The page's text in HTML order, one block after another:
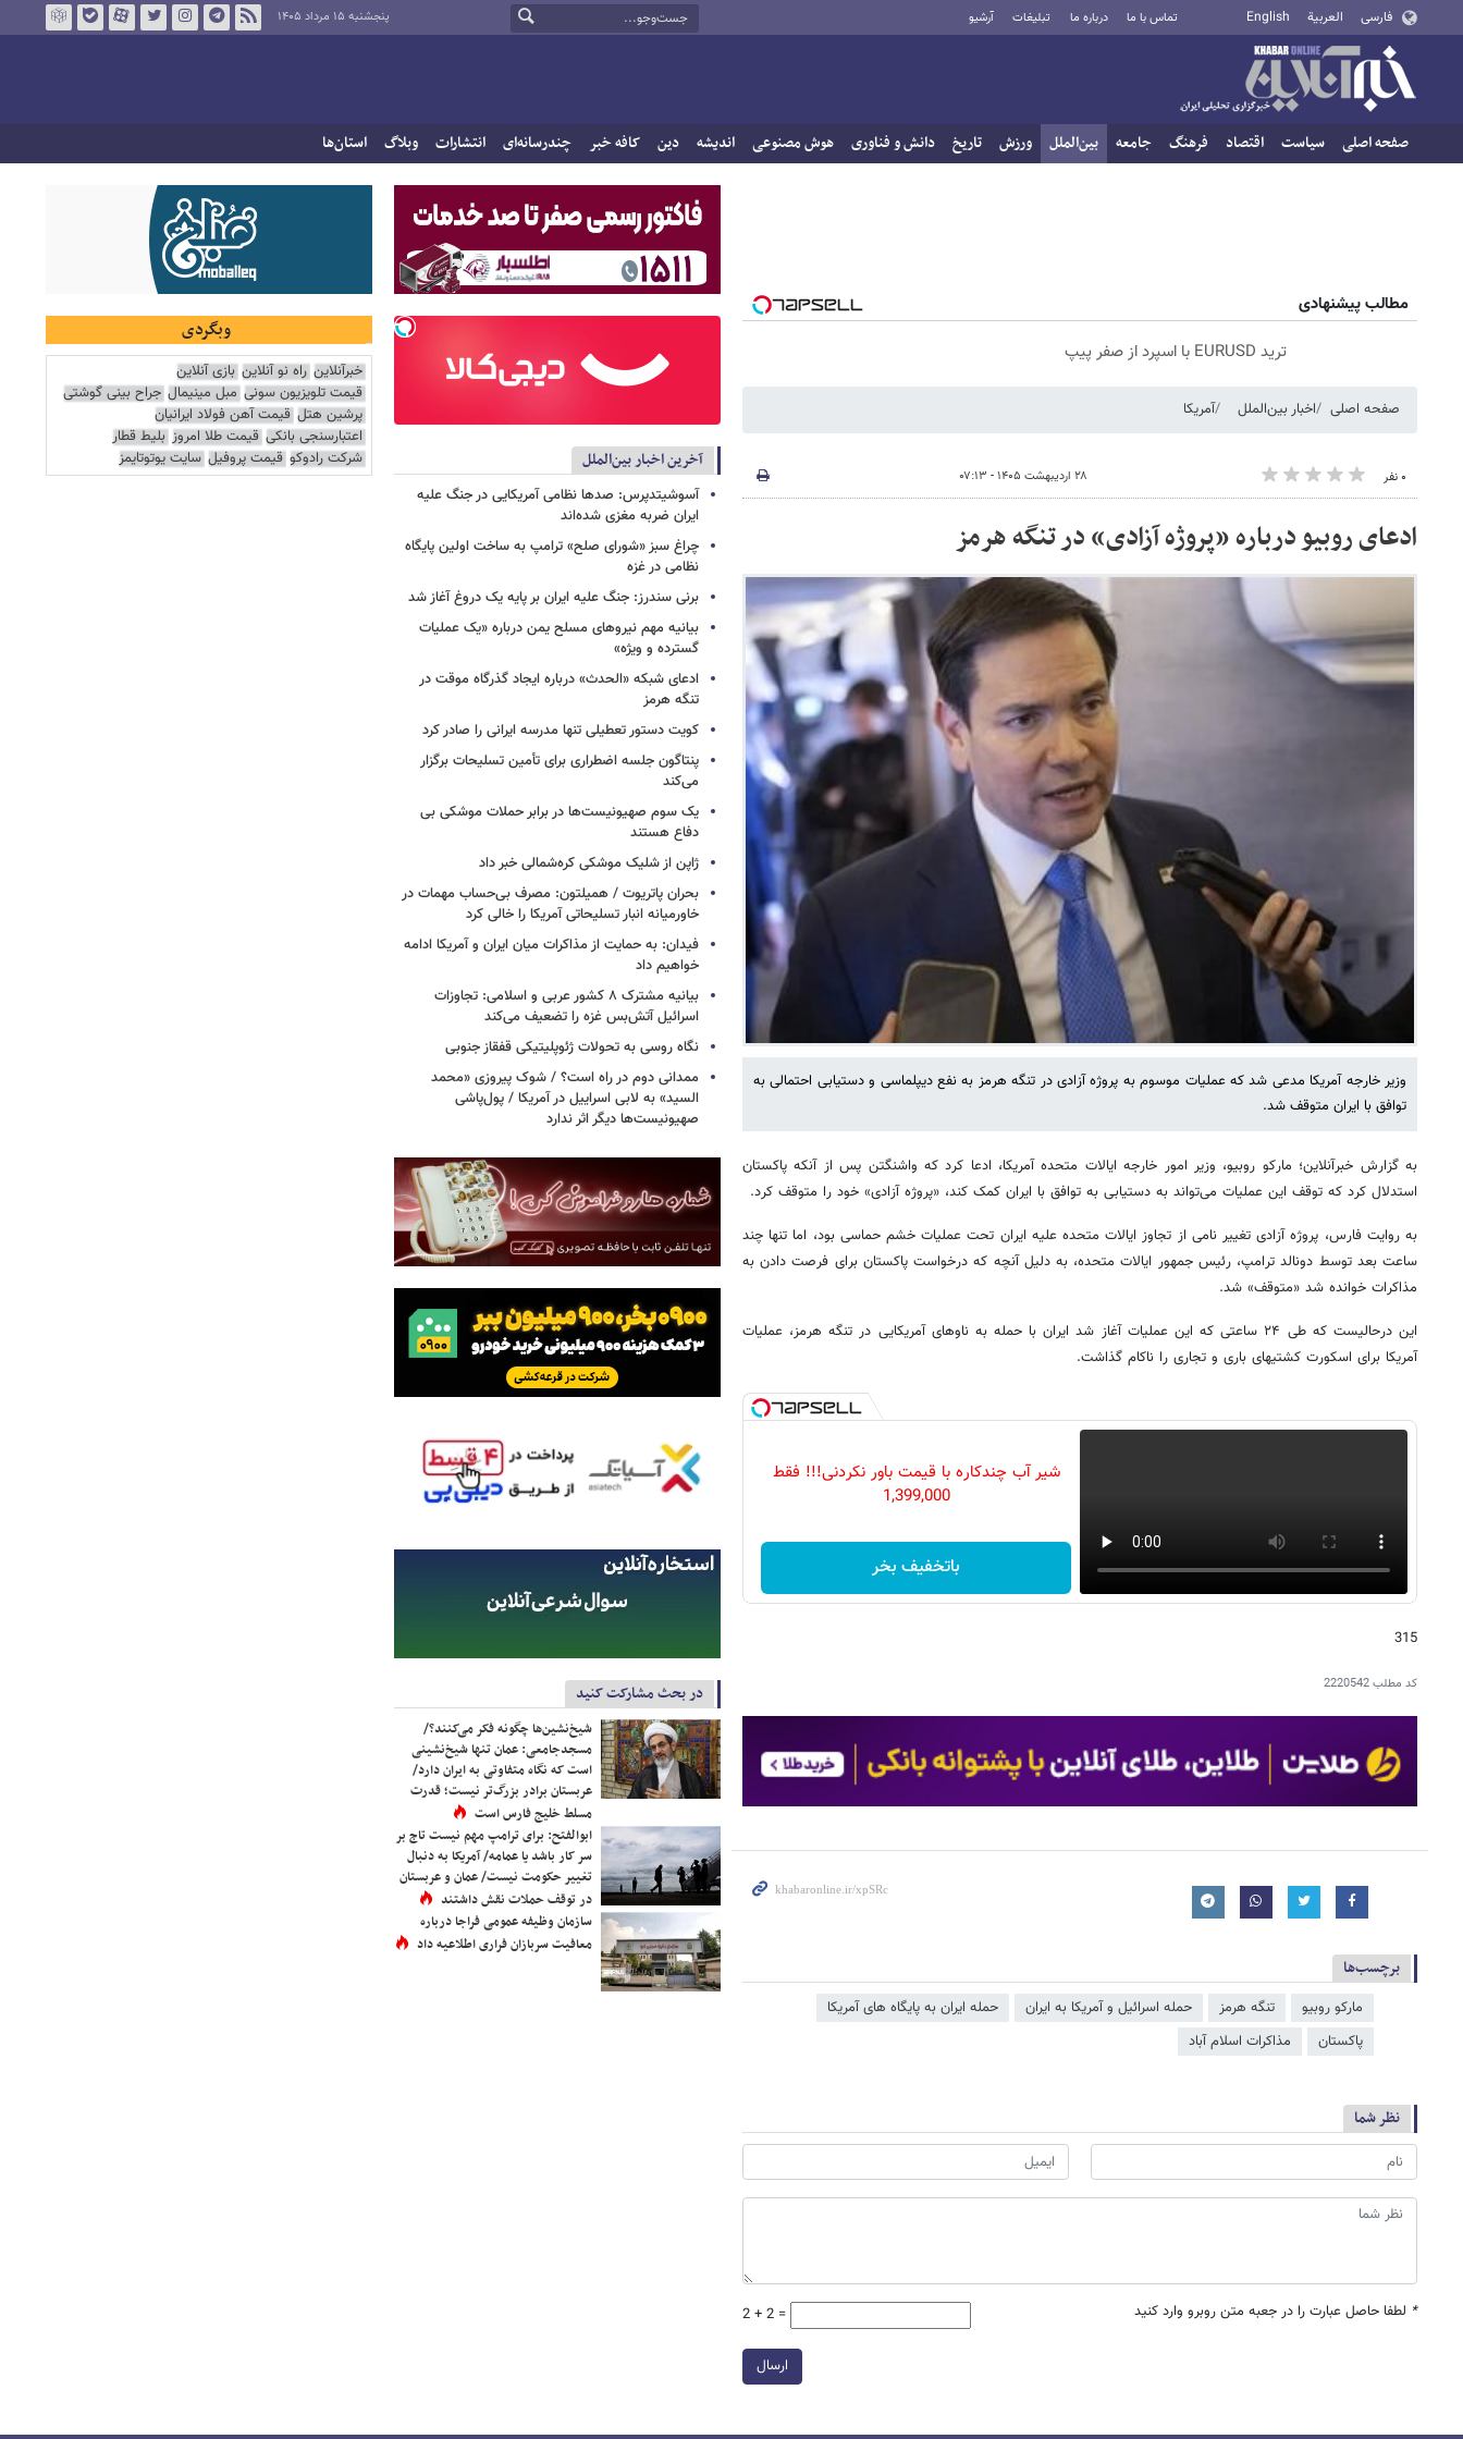
فارسی العربية English تماس با ما درباره ما تبلیغات آرشیو پنجشنبه ۱۵ مرداد ۱۴۰۵
صفحه اصلی سیاست اقتصاد فرهنگ جامعه بین‌الملل ورزش تاریخ دانش و فناوری هوش مصنوعی اندیشه دین کافه خبر چندرسانه‌ای انتشارات وبلاگ استان‌ها
مطالب پیشنهادی
ترید EURUSD با اسپرد از صفر پیپ
صفحه اصلی اخبار بین‌الملل آمریکا
۰ نفر ۲۸ اردیبهشت ۱۴۰۵ - ۰۷:۱۳
ادعای روبیو درباره «پروژه آزادی» در تنگه هرمز
وزیر خارجه آمریکا مدعی شد که عملیات موسوم به پروژه آزادی در تنگه هرمز به نفع دیپلماسی و دستیابی احتمالی به
توافق با ایران متوقف شد.
به گزارش خبرآنلاین؛ مارکو روبیو، وزیر امور خارجه ایالات متحده آمریکا، ادعا کرد که واشنگتن پس از آنکه پاکستان
استدلال کرد که توقف این عملیات می‌تواند به دستیابی به توافق با ایران کمک کند، «پروژه آزادی» خود را متوقف کرد.
به روایت فارس، پروژه آزادی تغییر نامی از تجاوز ایالات متحده علیه ایران تحت عملیات خشم حماسی بود، اما تنها چند
ساعت بعد توسط دونالد ترامپ، رئیس جمهور ایالات متحده، به دلیل آنچه که درخواست پاکستان برای فرصت دادن به
مذاکرات خوانده شد «متوقف» شد.
این درحالیست که طی ۲۴ ساعتی که این عملیات آغاز شد ایران با حمله به ناوهای آمریکایی در تنگه هرمز، عملیات
آمریکا برای اسکورت کشتیهای باری و تجاری را ناکام گذاشت.
شیر آب چندکاره با قیمت باور نکردنی!!! فقط
1,399,000
باتخفیف بخر
315
کد مطلب2220542
برچسب‌ها
مارکو روبیو تنگه هرمز حمله اسرائیل و آمریکا به ایران
حمله ایران به پایگاه های آمریکا
پاکستان
مذاکرات اسلام آباد
نظر شما
* لطفا حاصل عبارت را در جعبه متن روبرو وارد کنید 2 + 2 =
ارسال
آخرین اخبار بین‌الملل
آسوشیتدپرس: صدها نظامی آمریکایی در جنگ علیه
ایران ضربه مغزی شده‌اند
چراغ سبز «شورای صلح» ترامپ به ساخت اولین پایگاه
نظامی در غزه
برنی سندرز: جنگ علیه ایران بر پایه یک دروغ آغاز شد
بیانیه مهم نیروهای مسلح یمن درباره «یک عملیات
گسترده و ویژه»
ادعای شبکه «الحدث» درباره ایجاد گذرگاه موقت در
تنگه هرمز
کویت دستور تعطیلی تنها مدرسه ایرانی را صادر کرد
پنتاگون جلسه اضطراری برای تأمین تسلیحات برگزار
می‌کند
یک‌ سوم صهیونیست‌ها در برابر حملات موشکی بی
دفاع هستند
ژاپن از شلیک موشکی کره‌شمالی خبر داد
بحران پاتریوت / همیلتون: مصرف بی‌حساب مهمات در
خاورمیانه انبار تسلیحاتی آمریکا را خالی کرد
فیدان: به حمایت از مذاکرات میان ایران و آمریکا ادامه
خواهیم داد
بیانیه مشترک ۸ کشور عربی و اسلامی: تجاوزات
اسرائیل آتش‌بس غزه را تضعیف می‌کند
نگاه روسی به تحولات ژئوپلیتیکی قفقاز جنوبی
ممدانی دوم در راه است؟ / شوک پیروزی «محمد
السید» به لابی اسراییل در آمریکا / پول‌پاشی
صهیونیست‌ها دیگر اثر ندارد
در بحث مشارکت کنید
شیخ‌نشین‌ها چگونه فکر می‌کنند؟/
مسجدجامعی: عمان تنها شیخ‌نشینی
است که نگاه متفاوتی به ایران دارد/
عربستان برادر بزرگ‌تر نیست؛ قدرت
مسلط خلیج فارس است
ابوالفتح: برای ترامپ مهم نیست تاج بر
سر کار باشد یا عمامه/ آمریکا به دنبال
تغییر حکومت نیست/ عمان و عربستان
در توقف حملات نقش داشتند
سازمان وظیفه عمومی فراجا درباره
معافیت سربازان فراری اطلاعیه داد
وبگردی
خبرآنلاین راه نو آنلاین بازی آنلاین
قیمت تلویزیون سونی مبل مینیمال جراح بینی گوشتی
پرشین هتل قیمت آهن فولاد ایرانیان
اعتبارسنجی بانکی قیمت طلا امروز بلیط قطار
شرکت رادوکو قیمت پروفیل سایت یوتوتایمز